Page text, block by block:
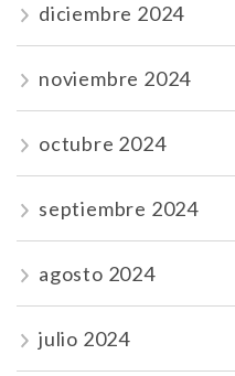
diciembre 2024
noviembre 2024
octubre 2024
septiembre 2024
agosto 2024
julio 2024